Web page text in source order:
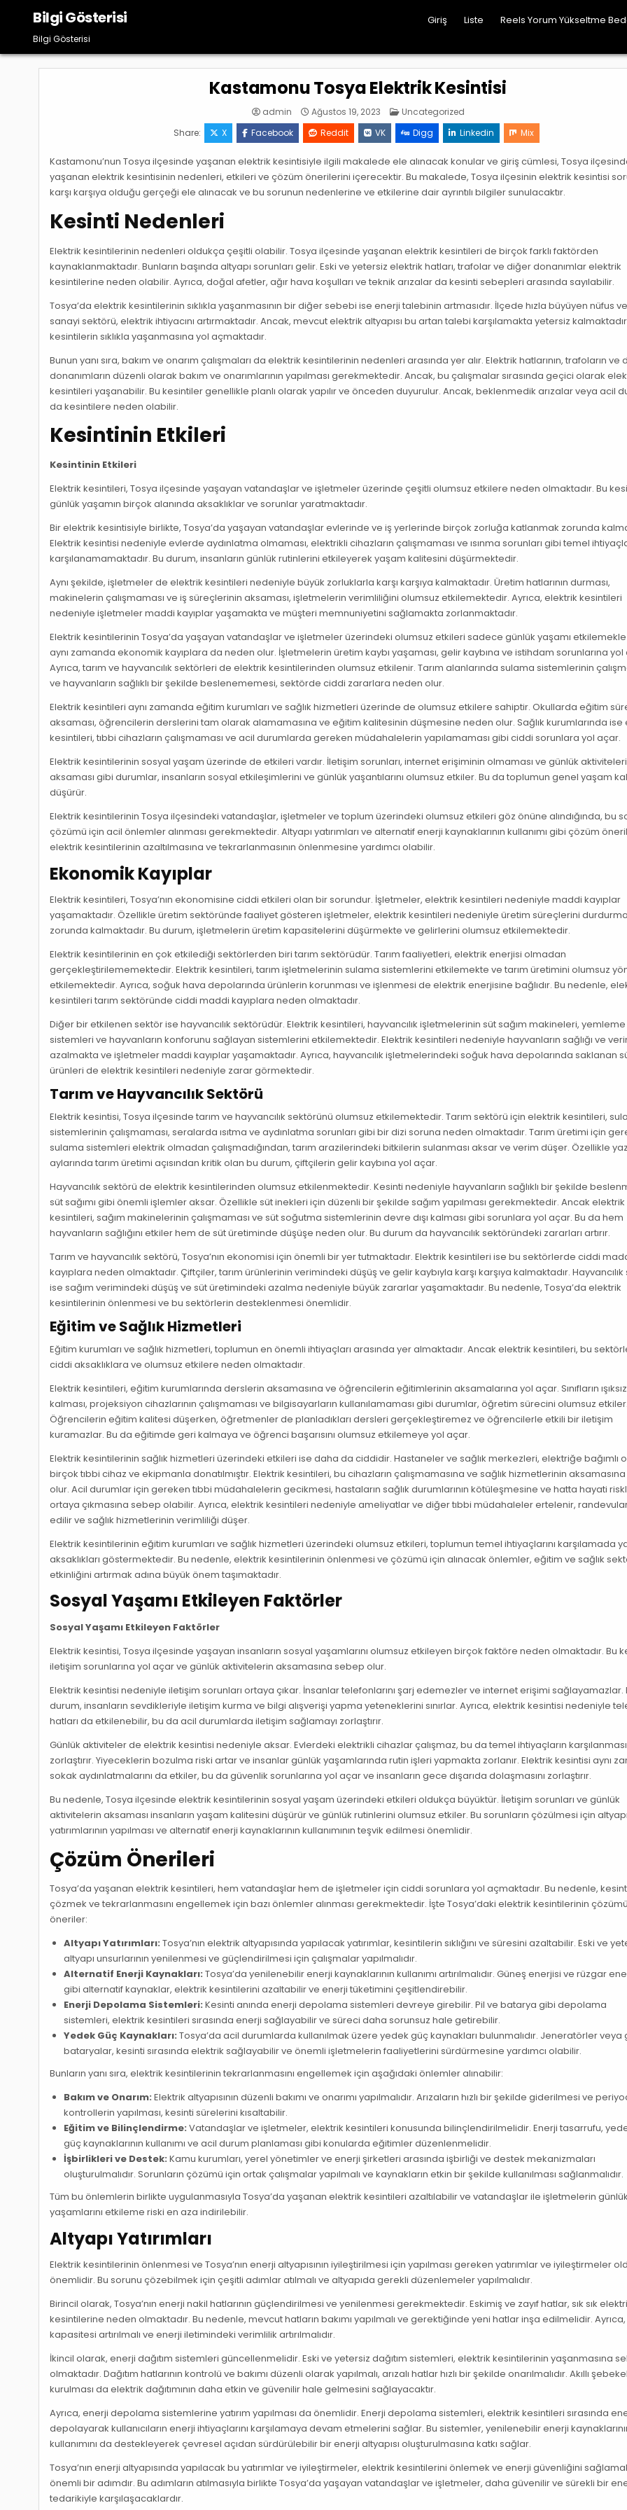
content
Bilgi Gösterisi
Bilgi Gösterisi
Giriş Liste Reels Yorum Yükseltme
Kastamonu Tosya Elektrik Kesintisi
admin Ağustos 19, 2023 Posted
Uncategorized
Share:
X Facebook Reddit VK Digg Linkedin Mix
Kastamonu’nun Tosya ilçesinde yaşanan elektrik kesintisiyle ilgili makalede ele alınacak konular ve giriş cümlesi, Tosya
yaşanan elektrik kesintisinin nedenleri, etkileri ve çözüm önerilerini içerecektir. Bu makalede, Tosya ilçesinin elektrik kesintisi
karşı karşıya olduğu gerçeği ele alınacak ve bu sorunun nedenlerine ve etkilerine dair ayrıntılı bilgiler sunulacaktır.
Kesinti Nedenleri
Elektrik kesintilerinin nedenleri oldukça çeşitli olabilir. Tosya ilçesinde yaşanan elektrik kesintileri de birçok farklı faktörden
kaynaklanmaktadır. Bunların başında altyapı sorunları gelir. Eski ve yetersiz elektrik hatları, trafolar ve diğer donanımlar elektrik
kesintilerine neden olabilir. Ayrıca, doğal afetler, ağır hava koşulları ve teknik arızalar da kesinti sebepleri arasında sayılabilir.
Tosya’da elektrik kesintilerinin sıklıkla yaşanmasının bir diğer sebebi ise enerji talebinin artmasıdır. İlçede hızla büyüyen nüfus
sanayi sektörü, elektrik ihtiyacını artırmaktadır. Ancak, mevcut elektrik altyapısı bu artan talebi karşılamakta yetersiz
kesintilerin sıklıkla yaşanmasına yol açmaktadır.
Bunun yanı sıra, bakım ve onarım çalışmaları da elektrik kesintilerinin nedenleri arasında yer alır. Elektrik hatlarının, trafoların ve
donanımların düzenli olarak bakım ve onarımlarının yapılması gerekmektedir. Ancak, bu çalışmalar sırasında geçici olarak
kesintileri yaşanabilir. Bu kesintiler genellikle planlı olarak yapılır ve önceden duyurulur. Ancak, beklenmedik arızalar veya acil
da kesintilere neden olabilir.
Kesintinin Etkileri
Kesintinin Etkileri
Elektrik kesintileri, Tosya ilçesinde yaşayan vatandaşlar ve işletmeler üzerinde çeşitli olumsuz etkilere neden olmaktadır. Bu
günlük yaşamın birçok alanında aksaklıklar ve sorunlar yaratmaktadır.
Bir elektrik kesintisiyle birlikte, Tosya’da yaşayan vatandaşlar evlerinde ve iş yerlerinde birçok zorluğa katlanmak zorunda
Elektrik kesintisi nedeniyle evlerde aydınlatma olmaması, elektrikli cihazların çalışmaması ve ısınma sorunları gibi temel
karşılanamamaktadır. Bu durum, insanların günlük rutinlerini etkileyerek yaşam kalitesini düşürmektedir.
Aynı şekilde, işletmeler de elektrik kesintileri nedeniyle büyük zorluklarla karşı karşıya kalmaktadır. Üretim hatlarının durması,
makinelerin çalışmaması ve iş süreçlerinin aksaması, işletmelerin verimliliğini olumsuz etkilemektedir. Ayrıca, elektrik kesintileri
nedeniyle işletmeler maddi kayıplar yaşamakta ve müşteri memnuniyetini sağlamakta zorlanmaktadır.
Elektrik kesintilerinin Tosya’da yaşayan vatandaşlar ve işletmeler üzerindeki olumsuz etkileri sadece günlük yaşamı
aynı zamanda ekonomik kayıplara da neden olur. İşletmelerin üretim kaybı yaşaması, gelir kaybına ve istihdam sorunlarına yol
Ayrıca, tarım ve hayvancılık sektörleri de elektrik kesintilerinden olumsuz etkilenir. Tarım alanlarında sulama sistemlerinin
ve hayvanların sağlıklı bir şekilde beslenememesi, sektörde ciddi zararlara neden olur.
Elektrik kesintileri aynı zamanda eğitim kurumları ve sağlık hizmetleri üzerinde de olumsuz etkilere sahiptir. Okullarda eğitim
aksaması, öğrencilerin derslerini tam olarak alamamasına ve eğitim kalitesinin düşmesine neden olur. Sağlık kurumlarında ise
kesintileri, tıbbi cihazların çalışmaması ve acil durumlarda gereken müdahalelerin yapılamaması gibi ciddi sorunlara yol açar.
Elektrik kesintilerinin sosyal yaşam üzerinde de etkileri vardır. İletişim sorunları, internet erişiminin olmaması ve günlük
aksaması gibi durumlar, insanların sosyal etkileşimlerini ve günlük yaşantılarını olumsuz etkiler. Bu da toplumun genel yaşam
düşürür.
Elektrik kesintilerinin Tosya ilçesindeki vatandaşlar, işletmeler ve toplum üzerindeki olumsuz etkileri göz önüne alındığında, bu
çözümü için acil önlemler alınması gerekmektedir. Altyapı yatırımları ve alternatif enerji kaynaklarının kullanımı gibi çözüm
elektrik kesintilerinin azaltılmasına ve tekrarlanmasının önlenmesine yardımcı olabilir.
Ekonomik Kayıplar
Elektrik kesintileri, Tosya’nın ekonomisine ciddi etkileri olan bir sorundur. İşletmeler, elektrik kesintileri nedeniyle maddi kayıplar
yaşamaktadır. Özellikle üretim sektöründe faaliyet gösteren işletmeler, elektrik kesintileri nedeniyle üretim süreçlerini
zorunda kalmaktadır. Bu durum, işletmelerin üretim kapasitelerini düşürmekte ve gelirlerini olumsuz etkilemektedir.
Elektrik kesintilerinin en çok etkilediği sektörlerden biri tarım sektörüdür. Tarım faaliyetleri, elektrik enerjisi olmadan
gerçekleştirilememektedir. Elektrik kesintileri, tarım işletmelerinin sulama sistemlerini etkilemekte ve tarım üretimini olumsuz
etkilemektedir. Ayrıca, soğuk hava depolarında ürünlerin korunması ve işlenmesi de elektrik enerjisine bağlıdır. Bu nedenle,
kesintileri tarım sektöründe ciddi maddi kayıplara neden olmaktadır.
Diğer bir etkilenen sektör ise hayvancılık sektörüdür. Elektrik kesintileri, hayvancılık işletmelerinin süt sağım makineleri, yemleme
sistemleri ve hayvanların konforunu sağlayan sistemlerini etkilemektedir. Elektrik kesintileri nedeniyle hayvanların sağlığı ve
azalmakta ve işletmeler maddi kayıplar yaşamaktadır. Ayrıca, hayvancılık işletmelerindeki soğuk hava depolarında saklanan
ürünleri de elektrik kesintileri nedeniyle zarar görmektedir.
Tarım ve Hayvancılık Sektörü
Elektrik kesintisi, Tosya ilçesinde tarım ve hayvancılık sektörünü olumsuz etkilemektedir. Tarım sektörü için elektrik kesintileri,
sistemlerinin çalışmaması, seralarda ısıtma ve aydınlatma sorunları gibi bir dizi soruna neden olmaktadır. Tarım üretimi için
sulama sistemleri elektrik olmadan çalışmadığından, tarım arazilerindeki bitkilerin sulanması aksar ve verim düşer. Özellikle yaz
aylarında tarım üretimi açısından kritik olan bu durum, çiftçilerin gelir kaybına yol açar.
Hayvancılık sektörü de elektrik kesintilerinden olumsuz etkilenmektedir. Kesinti nedeniyle hayvanların sağlıklı bir şekilde
süt sağımı gibi önemli işlemler aksar. Özellikle süt inekleri için düzenli bir şekilde sağım yapılması gerekmektedir. Ancak elektrik
kesintileri, sağım makinelerinin çalışmaması ve süt soğutma sistemlerinin devre dışı kalması gibi sorunlara yol açar. Bu da hem
hayvanların sağlığını etkiler hem de süt üretiminde düşüşe neden olur. Bu durum da hayvancılık sektöründeki zararları artırır.
Tarım ve hayvancılık sektörü, Tosya’nın ekonomisi için önemli bir yer tutmaktadır. Elektrik kesintileri ise bu sektörlerde ciddi
kayıplara neden olmaktadır. Çiftçiler, tarım ürünlerinin verimindeki düşüş ve gelir kaybıyla karşı karşıya kalmaktadır.
ise sağım verimindeki düşüş ve süt üretimindeki azalma nedeniyle büyük zararlar yaşamaktadır. Bu nedenle, Tosya’da elektrik
kesintilerinin önlenmesi ve bu sektörlerin desteklenmesi önemlidir.
Eğitim ve Sağlık Hizmetleri
Eğitim kurumları ve sağlık hizmetleri, toplumun en önemli ihtiyaçları arasında yer almaktadır. Ancak elektrik kesintileri, bu
ciddi aksaklıklara ve olumsuz etkilere neden olmaktadır.
Elektrik kesintileri, eğitim kurumlarında derslerin aksamasına ve öğrencilerin eğitimlerinin aksamalarına yol açar. Sınıfların ışıksız
kalması, projeksiyon cihazlarının çalışmaması ve bilgisayarların kullanılamaması gibi durumlar, öğretim sürecini olumsuz etkiler.
Öğrencilerin eğitim kalitesi düşerken, öğretmenler de planladıkları dersleri gerçekleştiremez ve öğrencilerle etkili bir iletişim
kuramazlar. Bu da eğitimde geri kalmaya ve öğrenci başarısını olumsuz etkilemeye yol açar.
Elektrik kesintilerinin sağlık hizmetleri üzerindeki etkileri ise daha da ciddidir. Hastaneler ve sağlık merkezleri, elektriğe bağımlı
birçok tıbbi cihaz ve ekipmanla donatılmıştır. Elektrik kesintileri, bu cihazların çalışmamasına ve sağlık hizmetlerinin
olur. Acil durumlar için gereken tıbbi müdahalelerin gecikmesi, hastaların sağlık durumlarının kötüleşmesine ve hatta hayati
ortaya çıkmasına sebep olabilir. Ayrıca, elektrik kesintileri nedeniyle ameliyatlar ve diğer tıbbi müdahaleler ertelenir,
edilir ve sağlık hizmetlerinin verimliliği düşer.
Elektrik kesintilerinin eğitim kurumları ve sağlık hizmetleri üzerindeki olumsuz etkileri, toplumun temel ihtiyaçlarını karşılamada
aksaklıkları göstermektedir. Bu nedenle, elektrik kesintilerinin önlenmesi ve çözümü için alınacak önlemler, eğitim ve sağlık
etkinliğini artırmak adına büyük önem taşımaktadır.
Sosyal Yaşamı Etkileyen Faktörler
Sosyal Yaşamı Etkileyen Faktörler
Elektrik kesintisi, Tosya ilçesinde yaşayan insanların sosyal yaşamlarını olumsuz etkileyen birçok faktöre neden olmaktadır. Bu
iletişim sorunlarına yol açar ve günlük aktivitelerin aksamasına sebep olur.
Elektrik kesintisi nedeniyle iletişim sorunları ortaya çıkar. İnsanlar telefonlarını şarj edemezler ve internet erişimi sağlayamazlar.
durum, insanların sevdikleriyle iletişim kurma ve bilgi alışverişi yapma yeteneklerini sınırlar. Ayrıca, elektrik kesintisi nedeniyle
hatları da etkilenebilir, bu da acil durumlarda iletişim sağlamayı zorlaştırır.
Günlük aktiviteler de elektrik kesintisi nedeniyle aksar. Evlerdeki elektrikli cihazlar çalışmaz, bu da temel ihtiyaçların
zorlaştırır. Yiyeceklerin bozulma riski artar ve insanlar günlük yaşamlarında rutin işleri yapmakta zorlanır. Elektrik kesintisi aynı
sokak aydınlatmalarını da etkiler, bu da güvenlik sorunlarına yol açar ve insanların gece dışarıda dolaşmasını zorlaştırır.
Bu nedenle, Tosya ilçesinde elektrik kesintilerinin sosyal yaşam üzerindeki etkileri oldukça büyüktür. İletişim sorunları ve günlük
aktivitelerin aksaması insanların yaşam kalitesini düşürür ve günlük rutinlerini olumsuz etkiler. Bu sorunların çözülmesi için altyapı
yatırımlarının yapılması ve alternatif enerji kaynaklarının kullanımının teşvik edilmesi önemlidir.
Çözüm Önerileri
Tosya’da yaşanan elektrik kesintileri, hem vatandaşlar hem de işletmeler için ciddi sorunlara yol açmaktadır. Bu nedenle,
çözmek ve tekrarlanmasını engellemek için bazı önlemler alınması gerekmektedir. İşte Tosya’daki elektrik kesintilerinin
öneriler:
Altyapı Yatırımları: Tosya’nın elektrik altyapısında yapılacak yatırımlar, kesintilerin sıklığını ve süresini azaltabilir. Eski ve
altyapı unsurlarının yenilenmesi ve güçlendirilmesi için çalışmalar yapılmalıdır.
Alternatif Enerji Kaynakları: Tosya’da yenilenebilir enerji kaynaklarının kullanımı artırılmalıdır. Güneş enerjisi ve rüzgar
gibi alternatif kaynaklar, elektrik kesintilerini azaltabilir ve enerji tüketimini çeşitlendirebilir.
Enerji Depolama Sistemleri: Kesinti anında enerji depolama sistemleri devreye girebilir. Pil ve batarya gibi depolama
sistemleri, elektrik kesintileri sırasında enerji sağlayabilir ve süreci daha sorunsuz hale getirebilir.
Yedek Güç Kaynakları: Tosya’da acil durumlarda kullanılmak üzere yedek güç kaynakları bulunmalıdır. Jeneratörler veya
bataryalar, kesinti sırasında elektrik sağlayabilir ve önemli işletmelerin faaliyetlerini sürdürmesine yardımcı olabilir.
Bunların yanı sıra, elektrik kesintilerinin tekrarlanmasını engellemek için aşağıdaki önlemler alınabilir:
Bakım ve Onarım: Elektrik altyapısının düzenli bakımı ve onarımı yapılmalıdır. Arızaların hızlı bir şekilde giderilmesi ve
kontrollerin yapılması, kesinti sürelerini kısaltabilir.
Eğitim ve Bilinçlendirme: Vatandaşlar ve işletmeler, elektrik kesintileri konusunda bilinçlendirilmelidir. Enerji tasarrufu,
güç kaynaklarının kullanımı ve acil durum planlaması gibi konularda eğitimler düzenlenmelidir.
İşbirlikleri ve Destek: Kamu kurumları, yerel yönetimler ve enerji şirketleri arasında işbirliği ve destek mekanizmaları
oluşturulmalıdır. Sorunların çözümü için ortak çalışmalar yapılmalı ve kaynakların etkin bir şekilde kullanılması sağlanmalıdır.
Tüm bu önlemlerin birlikte uygulanmasıyla Tosya’da yaşanan elektrik kesintileri azaltılabilir ve vatandaşlar ile işletmelerin günlük
yaşamlarını etkileme riski en aza indirilebilir.
Altyapı Yatırımları
Elektrik kesintilerinin önlenmesi ve Tosya’nın enerji altyapısının iyileştirilmesi için yapılması gereken yatırımlar ve iyileştirmeler
önemlidir. Bu sorunu çözebilmek için çeşitli adımlar atılmalı ve altyapıda gerekli düzenlemeler yapılmalıdır.
Birincil olarak, Tosya’nın enerji nakil hatlarının güçlendirilmesi ve yenilenmesi gerekmektedir. Eskimiş ve zayıf hatlar, sık sık
kesintilerine neden olmaktadır. Bu nedenle, mevcut hatların bakımı yapılmalı ve gerektiğinde yeni hatlar inşa edilmelidir. Ayrıca,
kapasitesi artırılmalı ve enerji iletimindeki verimlilik artırılmalıdır.
İkincil olarak, enerji dağıtım sistemleri güncellenmelidir. Eski ve yetersiz dağıtım sistemleri, elektrik kesintilerinin yaşanmasına
olmaktadır. Dağıtım hatlarının kontrolü ve bakımı düzenli olarak yapılmalı, arızalı hatlar hızlı bir şekilde onarılmalıdır. Akıllı
kurulması da elektrik dağıtımının daha etkin ve güvenilir hale gelmesini sağlayacaktır.
Ayrıca, enerji depolama sistemlerine yatırım yapılması da önemlidir. Enerji depolama sistemleri, elektrik kesintileri sırasında
depolayarak kullanıcıların enerji ihtiyaçlarını karşılamaya devam etmelerini sağlar. Bu sistemler, yenilenebilir enerji
kullanımını da destekleyerek çevresel açıdan sürdürülebilir bir enerji altyapısı oluşturulmasına katkı sağlar.
Tosya’nın enerji altyapısında yapılacak bu yatırımlar ve iyileştirmeler, elektrik kesintilerini önlemek ve enerji güvenliğini
önemli bir adımdır. Bu adımların atılmasıyla birlikte Tosya’da yaşayan vatandaşlar ve işletmeler, daha güvenilir ve sürekli bir
tedarikiyle karşılaşacaklardır.